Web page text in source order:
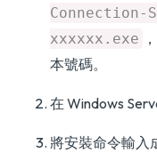
Connection-
xxxxxx.exe
本號碼。
在 Windows
將安裝命令輸入